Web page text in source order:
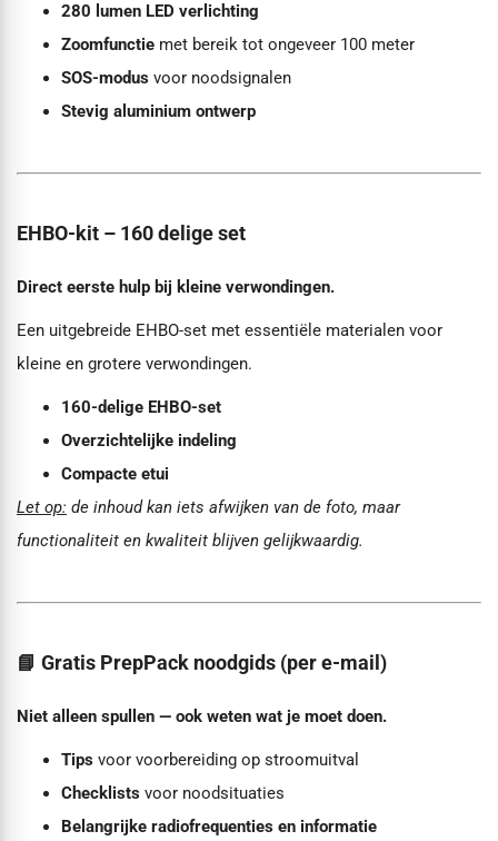
280 lumen LED verlichting
Zoomfunctie met bereik tot ongeveer 100 meter
SOS-modus voor noodsignalen
Stevig aluminium ontwerp
EHBO-kit – 160 delige set
Direct eerste hulp bij kleine verwondingen.
Een uitgebreide EHBO-set met essentiële materialen voor
kleine en grotere verwondingen.
160-delige EHBO-set
Overzichtelijke indeling
Compacte etui
Let op: de inhoud kan iets afwijken van de foto, maar
functionaliteit en kwaliteit blijven gelijkwaardig.
📘 Gratis PrepPack noodgids (per e-mail)
Niet alleen spullen — ook weten wat je moet doen.
Tips voor voorbereiding op stroomuitval
Checklists voor noodsituaties
Belangrijke radiofrequenties en informatie